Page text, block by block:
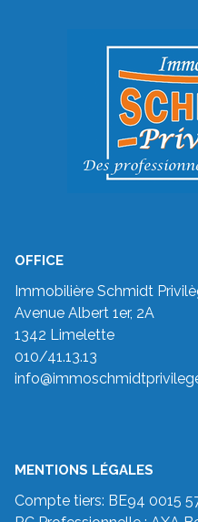
OFFICE
Immobilière Schmidt
Avenue Albert 1er, 2A
1342 Limelette
010/41.13.13
MENTIONS LÉGALES
Compte tiers: BE94 0015